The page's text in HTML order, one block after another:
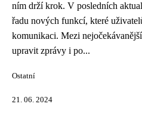
ním drží krok. V posledních
řadu nových funkcí, které
komunikaci. Mezi
upravit zprávy i po...
Ostatní
21. 06. 2024